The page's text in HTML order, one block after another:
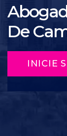
De
INICIE